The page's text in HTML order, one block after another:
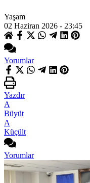
Yaşam
02 Haziran 2026 - 23:45
Yorumlar
Yazdır
A
Büyüt
A
Küçült
Yorumlar